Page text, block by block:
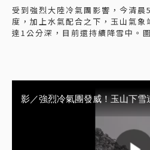
受到強烈大陸冷氣團影響，今清
度，加上水氣配合之下，玉山氣象
達1公分深，目前還持續降雪中。